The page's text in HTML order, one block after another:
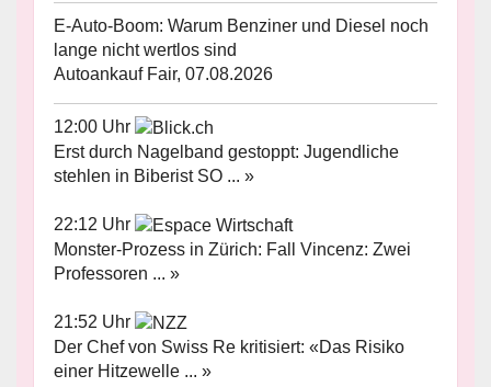
E-Auto-Boom: Warum Benziner und Diesel noch
lange nicht wertlos sind
Autoankauf Fair, 07.08.2026
12:00 Uhr
Erst durch Nagelband gestoppt: Jugendliche
stehlen in Biberist SO ... »
22:12 Uhr
Monster-Prozess in Zürich: Fall Vincenz: Zwei
Professoren ... »
21:52 Uhr
Der Chef von Swiss Re kritisiert: «Das Risiko
einer Hitzewelle ... »